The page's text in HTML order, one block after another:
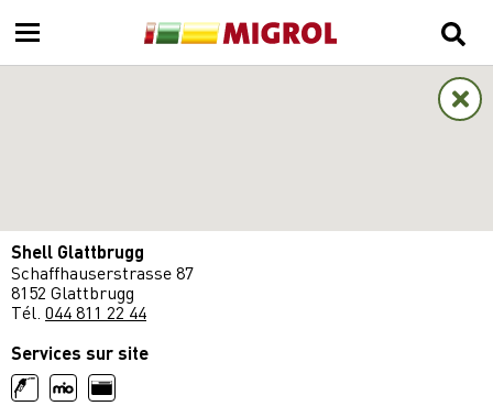
Shell Glattbrugg
Schaffhauserstrasse 87
8152 Glattbrugg
Tél. 044 811 22 44
Services sur site